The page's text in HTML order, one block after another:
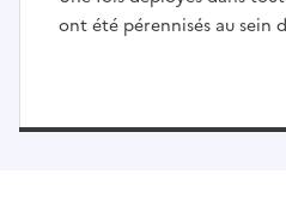
ont été pérennisés au sein